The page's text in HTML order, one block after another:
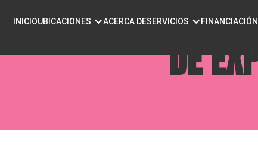
INICIOUBICACIONES ACERCA DESERVICIOS FINANCIACIÓN
LOS 7 MEJORES
DE